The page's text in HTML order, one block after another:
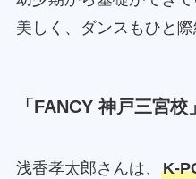
美しく、ダンスもひと
「FANCY 神戸三宮校
浅香孝太郎さんは、